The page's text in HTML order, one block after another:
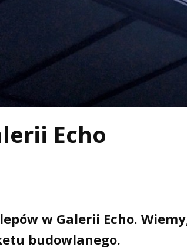
Echo
w Galerii Echo.
budowlanego.